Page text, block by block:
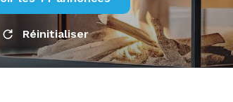
Réinitialiser